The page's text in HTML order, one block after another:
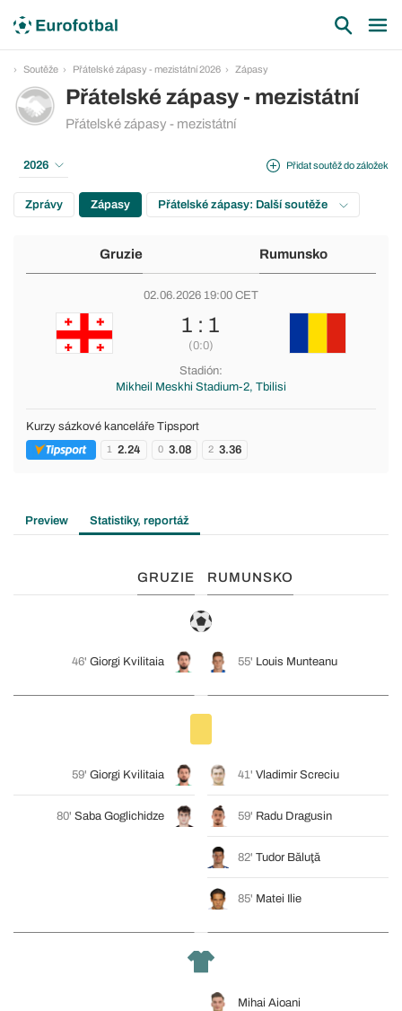
Soutěže Přátelské zápasy - mezistátní 2026 Zápasy
Přátelské zápasy - mezistátní
Přátelské zápasy - mezistátní
Přidat soutěž do záložek
2026
Zprávy Zápasy Přátelské zápasy: Další soutěže
Gruzie Rumunsko
02.06.2026 19:00 CET
1 : 1
(0:0)
Stadión:
Mikheil Meskhi Stadium-2, Tbilisi
Kurzy sázkové kanceláře Tipsport
1 2.24 0 3.08 2 3.36
Preview Statistiky, reportáž
GRUZIE RUMUNSKO
46' Giorgi Kvilitaia 55' Louis Munteanu
59' Giorgi Kvilitaia 41' Vladimir Screciu
80' Saba Goglichidze 59' Radu Dragusin
82' Tudor Băluţă
85' Matei Ilie
Mihai Aioani